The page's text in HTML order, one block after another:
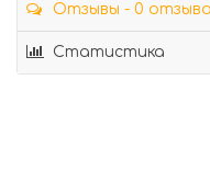
Отзывы - 0
Статистика